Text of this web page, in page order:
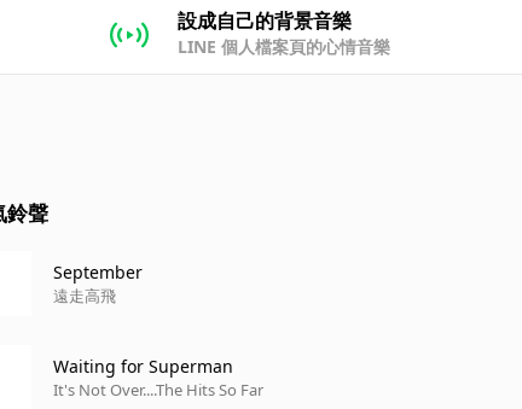
設成自己的背景音樂
LINE 個人檔案頁的心情音樂
鈴聲
September
遠走高飛
Waiting for Superman
It's Not Over....The Hits So Far